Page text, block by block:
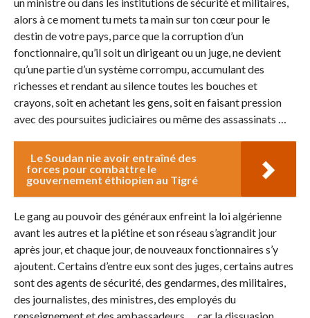
alors à ce moment tu mets ta main sur ton cœur pour le
destin de votre pays, parce que la corruption d’un
fonctionnaire, qu’il soit un dirigeant ou un juge, ne devient
qu’une partie d’un système corrompu, accumulant des
richesses et rendant au silence toutes les bouches et
crayons, soit en achetant les gens, soit en faisant pression
avec des poursuites judiciaires ou même des assassinats …
Le Soudan nie avoir entraîné des
forces pour combattre le
gouvernement éthiopien au Tigré
Le gang au pouvoir des généraux enfreint la loi algérienne
avant les autres et la piétine et son réseau s’agrandit jour
après jour, et chaque jour, de nouveaux fonctionnaires s’y
ajoutent. Certains d’entre eux sont des juges, certains autres
sont des agents de sécurité, des gendarmes, des militaires,
des journalistes, des ministres, des employés du